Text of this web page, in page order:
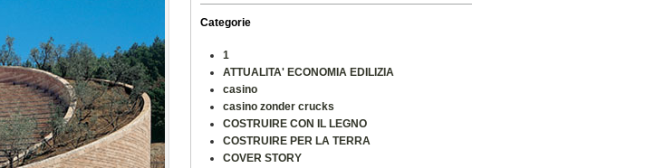
Categorie
1
ATTUALITA' ECONOMIA EDILIZIA
casino
casino zonder crucks
COSTRUIRE CON IL LEGNO
COSTRUIRE PER LA TERRA
COVER STORY